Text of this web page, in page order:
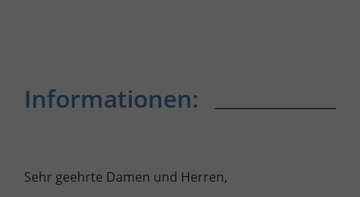
Informationen:
Sehr geehrte Damen und Herren,